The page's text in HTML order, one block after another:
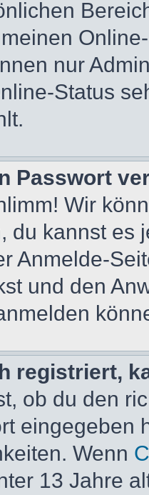
nur
Status
Passwort
Wir
du kannst es
Anmelde-
und den
registriert,
ob du den
eingegeben
Wenn
13 Jahre